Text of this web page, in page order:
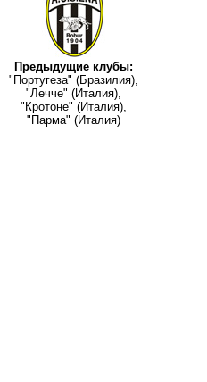
Предыдущие клубы:
"Португеза" (Бразилия),
"Лечче" (Италия),
"Кротоне" (Италия),
"Парма" (Италия)